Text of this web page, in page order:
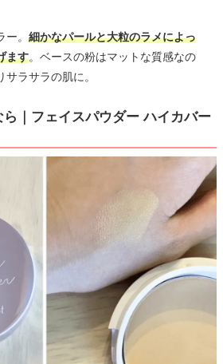
。 細かなパールと大粒のラメによっ
ます。ベースの粉はマットな質感なの
ラサラの肌に。
｜フェイスパウダー ハイカバー